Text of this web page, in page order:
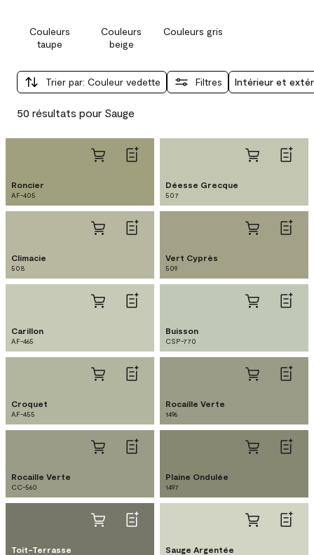
Couleurs
taupe
Couleurs
beige
Couleurs gris
Trier par: Couleur vedette Filtres Intérieur et
50 résultats pour Sauge
Roncier
AF-405
Déesse Grecque
507
Climacie
508
Vert Cyprès
509
Carillon
AF-465
Buisson
CSP-770
Croquet
AF-455
Rocaille Verte
1496
Rocaille Verte
CC-560
Plaine Ondulée
1497
Toit-Terrasse Sauge Argentée